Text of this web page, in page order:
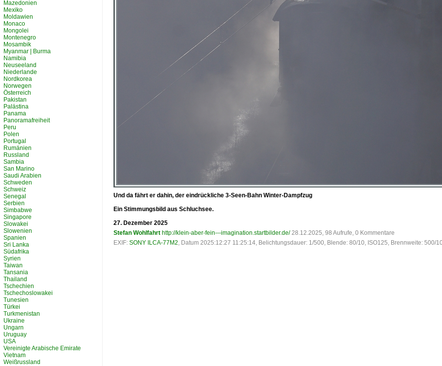
Und da fährt er dahin, der eindrückliche 3-Seen-Bahn Winter-Dampfzug
Ein Stimmungsbild aus Schluchsee.
27. Dezember 2025
Stefan Wohlfahrt http://klein-aber-fein---imagination.startbilder.de/ 28.12.2025, 98 Aufrufe, 0 Kommentare
EXIF: SONY ILCA-77M2, Datum 2025:12:27 11:25:14, Belichtungsdauer: 1/500, Blende: 80/10, ISO125, Brennweite: 500/
Mazedonien
Mexiko
Moldawien
Monaco
Mongolei
Montenegro
Mosambik
Myanmar | Burma
Namibia
Neuseeland
Niederlande
Nordkorea
Norwegen
Österreich
Pakistan
Palästina
Panama
Panoramafreiheit
Peru
Polen
Portugal
Rumänien
Russland
Sambia
San Marino
Saudi Arabien
Schweden
Schweiz
Senegal
Serbien
Simbabwe
Singapore
Slowakei
Slowenien
Spanien
Sri Lanka
Südafrika
Syrien
Taiwan
Tansania
Thailand
Tschechien
Tschechoslowakei
Tunesien
Türkei
Turkmenistan
Ukraine
Ungarn
Uruguay
USA
Vereinigte Arabische Emirate
Vietnam
Weißrussland